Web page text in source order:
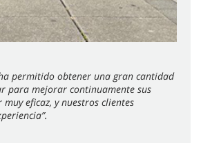
permitido obtener una gran cantidad
para mejorar continuamente sus
eficaz, y nuestros clientes